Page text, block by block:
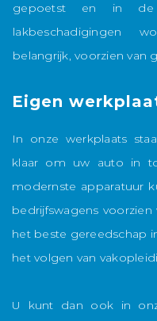
gepoetst en in de
lakbeschadigingen
belangrijk, voorzien van
Eigen
In onze werkplaats
klaar om uw auto in
modernste apparatuur
bedrijfswagens
het beste gereedschap
het volgen van
U kunt dan ook in